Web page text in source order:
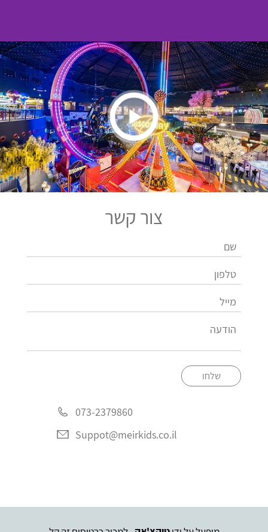
צור קשר
שלחו
073-2379860
Suppot@meirkids.co.il